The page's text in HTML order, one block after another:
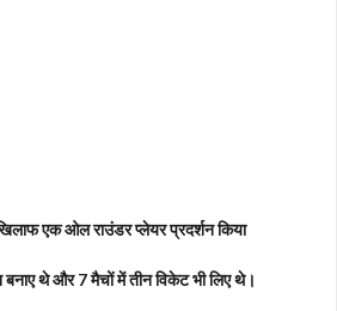
एक ओल राउंडर प्लेयर प्रदर्शन किया
थे और 7 मैचों में तीन विकेट भी लिए थे।